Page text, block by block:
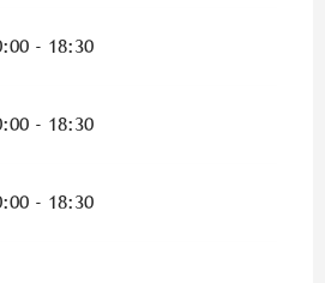
- 18:30
- 18:30
- 18:30